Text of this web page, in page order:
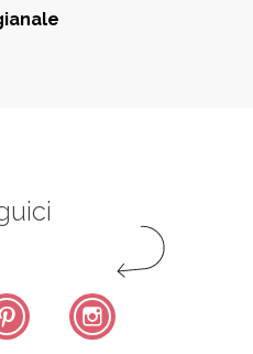
Pinterest